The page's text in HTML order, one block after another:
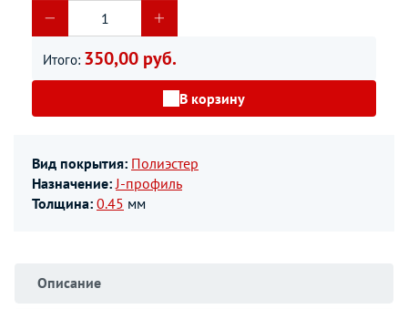
Итого: 350,00 руб.
В корзину
Вид покрытия: Полиэстер
Назначение: J-профиль
Толщина: 0.45 мм
Описание